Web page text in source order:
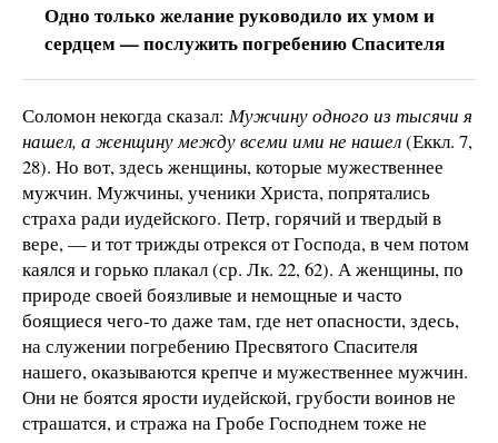
Одно только желание руководило их умом и
сердцем — послужить погребению Спасителя
Соломон некогда сказал: Мужчину одного из тысячи я
нашел, а женщину между всеми ими не нашел(Еккл. 7,
28). Но вот, здесь женщины, которые мужественнее
мужчин. Мужчины, ученики Христа, попрятались
страха ради иудейского. Петр, горячий и твердый в
вере, — и тот трижды отрекся от Господа, в чем потом
каялся и горько плакал (ср. Лк. 22, 62). А женщины, по
природе своей боязливые и немощные и часто
боящиеся чего-то даже там, где нет опасности, здесь,
на служении погребению Пресвятого Спасителя
нашего, оказываются крепче и мужественнее мужчин.
Они не боятся ярости иудейской, грубости воинов не
страшатся, и стража на Гробе Господнем тоже не